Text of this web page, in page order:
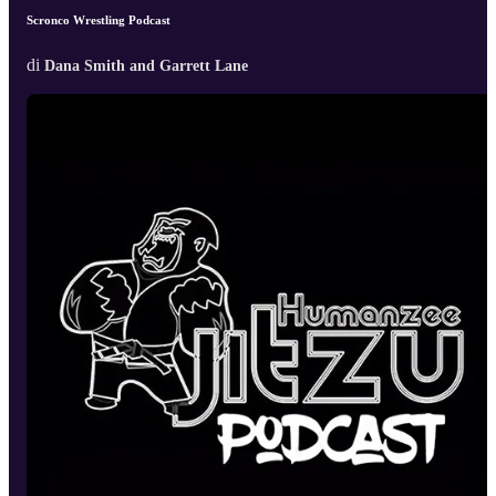
Scronco Wrestling Podcast
di Dana Smith and Garrett Lane